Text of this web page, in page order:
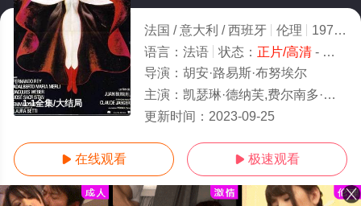
1-1全集/大结局
法国 / 意大利 / 西班牙 伦理 1974
语言： 法语 状态： 正片/高清- 免费在线观看
导演： 胡安·路易斯·布努埃尔
主演： 凯瑟琳·德纳芙,费尔南多·雷伊,阿达尔贝托·马里亚·梅利,雅各布·韦伯,何塞·萨克里斯坦,艾玛·科恩,劳拉·贝蒂
更新时间： 2023-09-25
 在线观看  极速观看